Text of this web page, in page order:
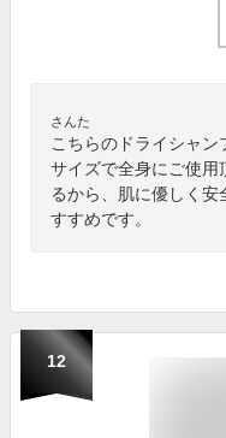
さんた
こちらのドライシャン
サイズで全身にご使用
るから、肌に優しく安
すすめです。
12